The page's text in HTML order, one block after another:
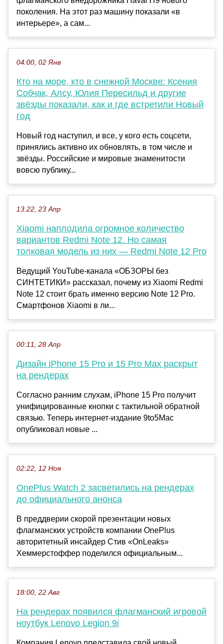
поколения. На этот раз машину показали «в
интерьере», а сам...
04:00, 02 Янв
Кто на море, кто в снежной Москве: Ксения
Собчак, Алсу, Юлия Пересильд и другие
звёзды показали, как и где встретили Новый
год
Новый год наступил, и все, у кого есть соцсети,
принялись активно их обновлять, в том числе и
звёзды. Российские и мировые знаменитости
вовсю публику...
13:22, 23 Апр
Xiaomi наплодила огромное количество
вариантов Redmi Note 12. Но самая
толковая модель из них — Redmi Note 12 Pro
Ведущий YouTube-канала «ОБЗОРЫ без
СИНТЕТИКИ» рассказал, почему из Xiaomi Redmi
Note 12 стоит брать именно версию Note 12 Pro.
Смартфонов Xiaomi в ли...
00:11, 28 Апр
Дизайн iPhone 15 Pro и 15 Pro Max раскрыт
на рендерах
Согласно ранним слухам, iPhone 15 Pro получит
унифицированные кнопки с тактильной обратной
связью. Теперь интернет-издание 9to5Mac
опубликовал новые ...
02:22, 12 Ноя
OnePlus Watch 2 засветились на рендерах
до официального анонса
В преддверии скорой презентации новых
флагманских устройств компании OnePlus
авторитетный инсайдер Стив «OnLeaks»
Хеммерстоффер поделился официальным...
18:00, 22 Авг
На рендерах появился флагманский игровой
ноутбук Lenovo Legion 9i